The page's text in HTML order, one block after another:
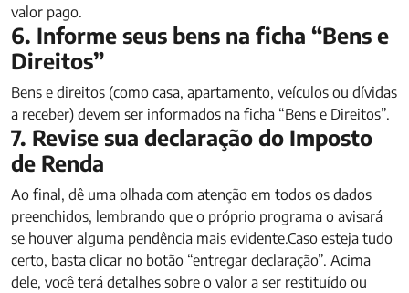
valor pago.
6. Informe seus bens na ficha “Bens e
Direitos”
Bens e direitos (como casa, apartamento, veículos ou dívidas
a receber) devem ser informados na ficha “Bens e Direitos”.
7. Revise sua declaração do Imposto
de Renda
Ao final, dê uma olhada com atenção em todos os dados
preenchidos, lembrando que o próprio programa o avisará
se houver alguma pendência mais evidente.Caso esteja tudo
certo, basta clicar no botão “entregar declaração”. Acima
dele, você terá detalhes sobre o valor a ser restituído ou